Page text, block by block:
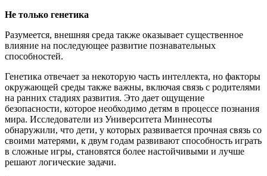
Не только генетика
Разумеется, внешняя среда также оказывает существенное
влияние на последующее развитие познавательных
способностей.
Генетика отвечает за некоторую часть интеллекта, но факторы
окружающей среды также важны, включая связь с родителями
на ранних стадиях развития. Это дает ощущение
безопасности, которое необходимо детям в процессе познания
мира. Исследователи из Университета Миннесоты
обнаружили, что дети, у которых развивается прочная связь со
своими матерями, к двум годам развивают способность играть
в сложные игры, становятся более настойчивыми и лучше
решают логические задачи.